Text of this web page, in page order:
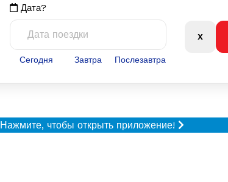
Дата?
Сегодня Завтра Послезавтра
Нажмите, чтобы открыть приложение!